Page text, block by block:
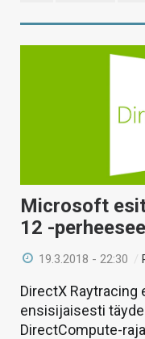
Microsoft
12 -
19.3.2018 - 22:30 /
DirectX Raytracing
ensisijaisesti
DirectCompute-